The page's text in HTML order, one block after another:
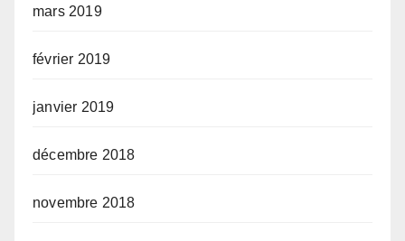
mars 2019
février 2019
janvier 2019
décembre 2018
novembre 2018